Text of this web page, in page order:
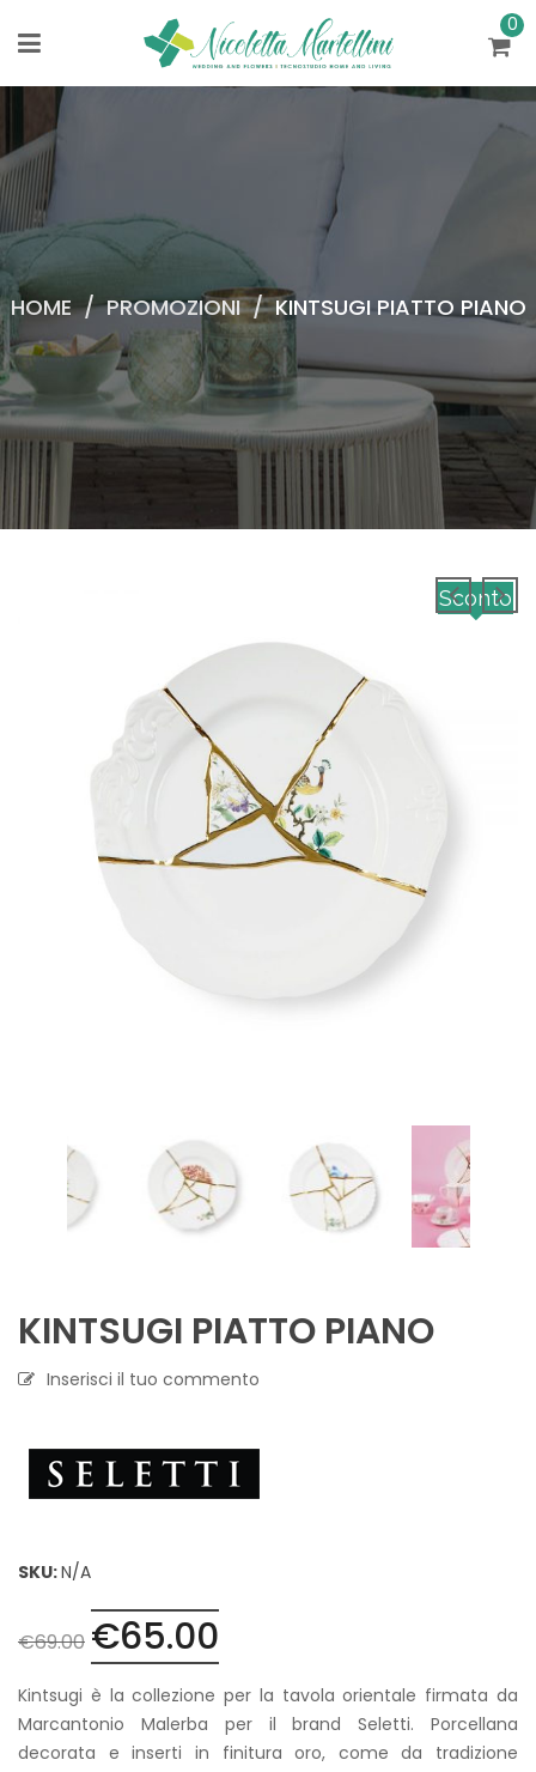
0
HOME / PROMOZIONI / KINTSUGI PIATTO PIANO
Sconto
KINTSUGI PIATTO PIANO
Inserisci il tuo commento
SKU:N/A
€69.00 Il
prezzo
originale
era:
€69.00.
€65.00
prezzo
attuale
è:
€65.00.
Kintsugi è la collezione per la tavola orientale firmata da
Marcantonio Malerba per il brand Seletti. Porcellana
decorata e inserti in finitura oro, come da tradizione